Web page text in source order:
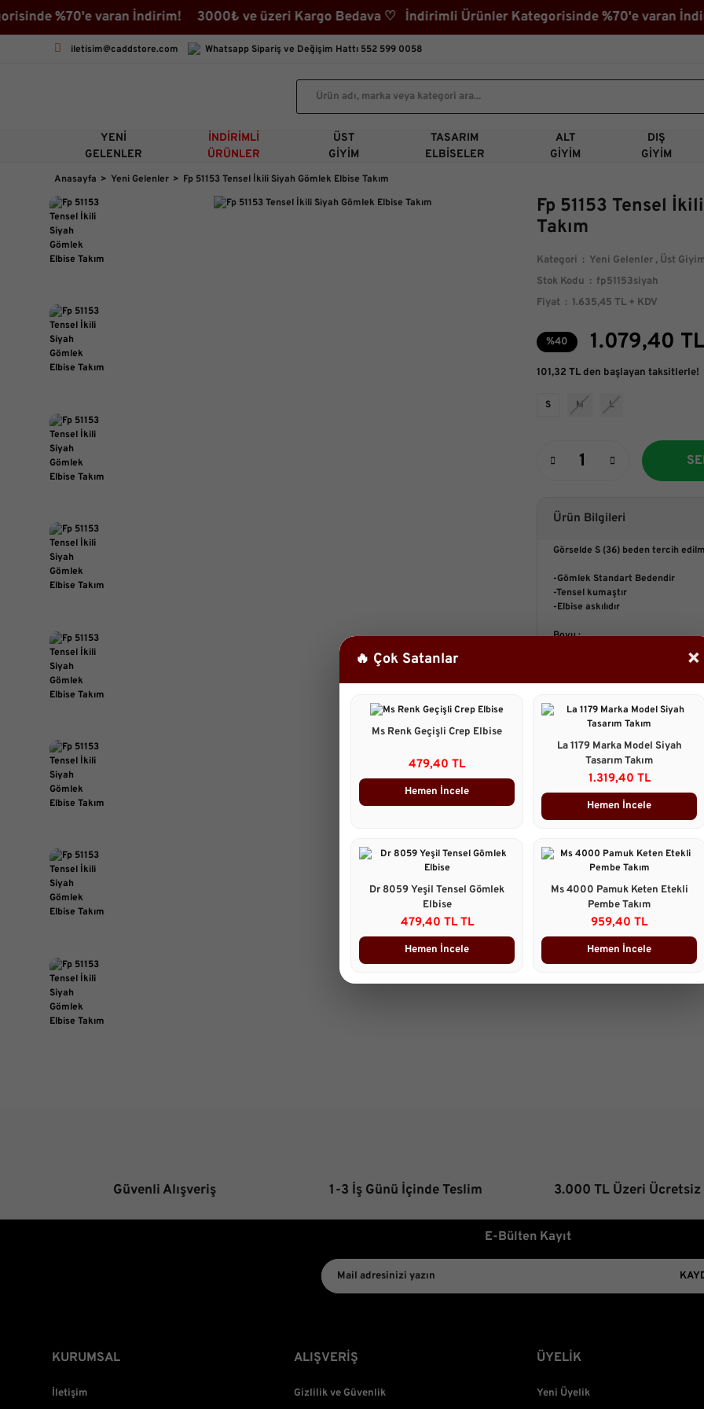
%70'e varan İndirim! 3000₺ ve üzeri Kargo Bedava ♡ İndirimli Ürünler Kategorisinde %70'e varan
iletisim@caddstore.com Whatsapp Sipariş ve Değişim Hattı 552 599 0058
YENI
GELENLER
İNDIRIMLI
ÜRÜNLER
ÜST
GIYIM
TASARIM
ELBISELER
ALT
GIYIM
DIŞ
GIYIM
🔥 Çok Satanlar ×
Ms Renk Geçişli Crep Elbise
479,40 TL
Hemen İncele
La 1179 Marka Model Siyah
Tasarım Takım
1.319,40 TL
Hemen İncele
Dr 8059 Yeşil Tensel Gömlek
Elbise
479,40 TL TL
Hemen İncele
Ms 4000 Pamuk Keten Etekli
Pembe Takım
959,40 TL
Hemen İncele
Anasayfa Yeni Gelenler Fp 51153 Tensel İkili Siyah Gömlek Elbise Takım
Fp 51153 Tensel
Takım
Kategori Yeni Gelenler , Üst Giyim
Stok Kodu
fp51153siyah
Fiyat
1.635,45 TL + KDV
%40 1.079,40 TL
101,32 TL den başlayan taksitlerle!
S M L
Ürün Bilgileri
Görselde S (36) beden tercih
-Gömlek Standart Bedendir
-Tensel kumaştır
-Elbise askılıdır
Boyu :
Göğüs :88 cm
Bel :67cm
Taksit Seçenekleri
Ürün Yorumları
Önerileriniz
Bu ürünün fiyat bilgisi, resim,
gördüğünüz noktaları öneri
Görüş ve önerileriniz için
Ürün resmi kalitesiz, bozuk
Ürün açıklamasında eksik
Güvenli Alışveriş 1-3 İş Günü İçinde Teslim 3.000 TL Üzeri Ücretsiz
E-Bülten Kayıt
KURUMSAL
İletişim
ALIŞVERİŞ
Gizlilik ve Güvenlik
ÜYELİK
Yeni Üyelik